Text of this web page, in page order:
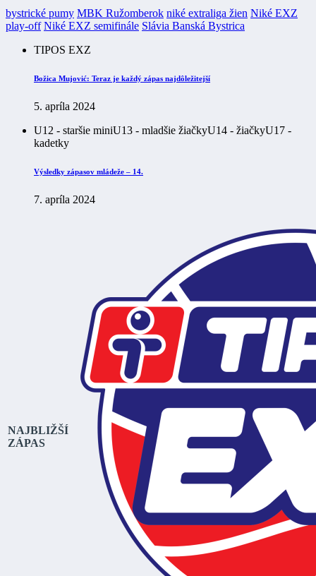
bystrické pumy MBK Ružomberok niké extraliga žien Niké EXZ
play-off Niké EXZ semifinále Slávia Banská Bystrica
TIPOS EXZ
Božica Mujović: Teraz je každý zápas najdôležitejší
5. apríla 2024
U12 - staršie miniU13 - mladšie žiačkyU14 - žiačkyU17 -
kadetky
Výsledky zápasov mládeže – 14.
7. apríla 2024
NAJBLIŽŠÍ
ZÁPAS